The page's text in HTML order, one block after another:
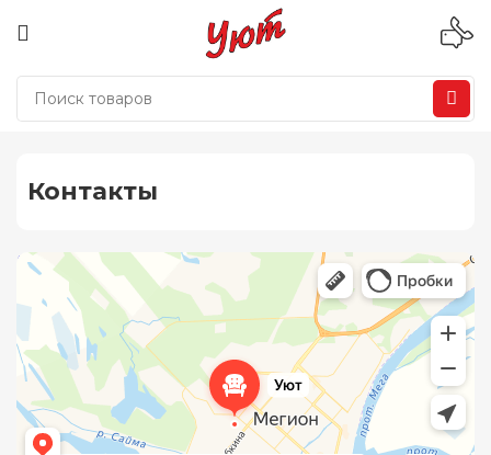
Контакты